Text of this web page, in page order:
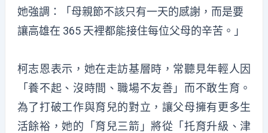
她強調：「母親節不該只有一天的感謝，而是要
讓高雄在 365 天裡都能接住每位父母的辛苦。」
柯志恩表示，她在走訪基層時，常聽見年輕人因
「養不起、沒時間、職場不友善」而不敢生育。
為了打破工作與育兒的對立，讓父母擁有更多生
活餘裕，她的「育兒三箭」將從「托育升級、津